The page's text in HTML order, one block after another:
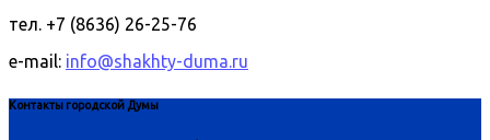
тел. +7 (8636) 26-25-76
e-mail: info@shakhty-duma.ru
Контакты городской Думы